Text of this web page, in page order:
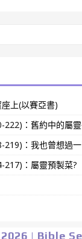
上(以賽亞書)
222)：舊約中的屬
219)：我也曾想過
217)：屬靈預製菜?
| Bible